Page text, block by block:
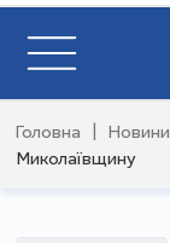
Головна Новини
Миколаївщину